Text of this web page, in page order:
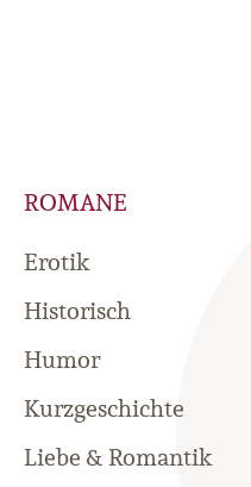
ROMANE
Erotik
Historisch
Humor
Kurzgeschichte
Liebe & Romantik